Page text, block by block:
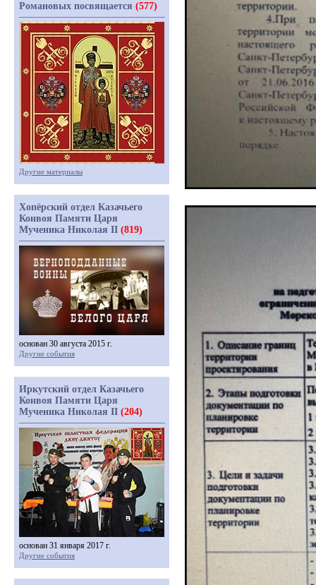
Романовых посвящается (577)
Другие материалы
Хопёрский отдел Казачьего
Конвоя Памяти Царя
Мученика Николая II (819)
основан 30 августа 2015 г.
Другие события
Иркутский отдел Казачьего
Конвоя Памяти Царя
Мученика Николая II (204)
основан 31 января 2017 г.
Другие события